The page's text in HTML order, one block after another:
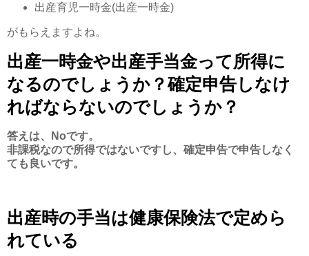
出産育児一時金(出産一時金)
がもらえますよね。
出産一時金や出産手当金って所得に
なるのでしょうか？確定申告しなけ
ればならないのでしょうか？
答えは、Noです。
非課税なので所得ではないですし、確定申告で申告しなく
ても良いです。
出産時の手当は健康保険法で定めら
れている